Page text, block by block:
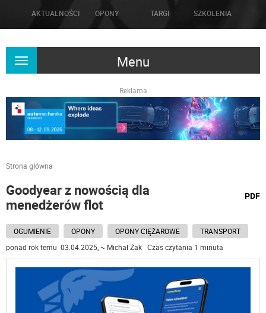
AKTUALNOŚCI OPONY TARGI SZKOLENIA
Menu
Rozwiń
Reklama
Strona główna
Goodyear z nowością dla
menedżerów flot
PDF
OGUMIENIE OPONY OPONY CIĘŻAROWE
TRANSPORT
ponad rok temu 03.04.2025, ~ Michał Żak Czas czytania 1 minuta